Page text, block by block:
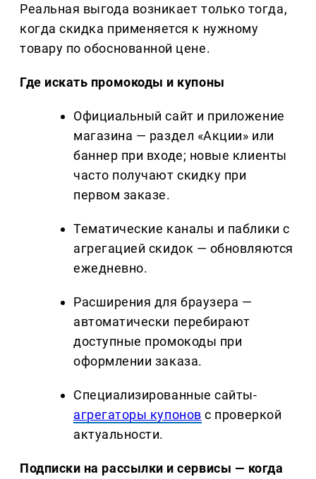
Реальная выгода возникает только тогда,
когда скидка применяется к нужному
товару по обоснованной цене.
Где искать промокоды и купоны
Официальный сайт и приложение
магазина — раздел «Акции» или
баннер при входе; новые клиенты
часто получают скидку при
первом заказе.
Тематические каналы и паблики с
агрегацией скидок — обновляются
ежедневно.
Расширения для браузера —
автоматически перебирают
доступные промокоды при
оформлении заказа.
Специализированные сайты-
агрегаторы купонов с проверкой
актуальности.
Подписки на рассылки и сервисы — когда